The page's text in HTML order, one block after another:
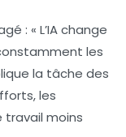
: « L’IA change
les
la tâche des
les
moins